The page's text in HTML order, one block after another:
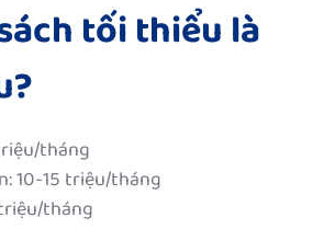
tối thiểu là
tháng
10-15 triệu/tháng
tháng